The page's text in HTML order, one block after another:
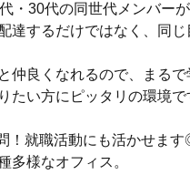
・30代の同世代メンバー
達するだけではなく、同
仲良くなれるので、まる
たい方にピッタリの環境で
！就職活動にも活かせま
多様なオフィス。